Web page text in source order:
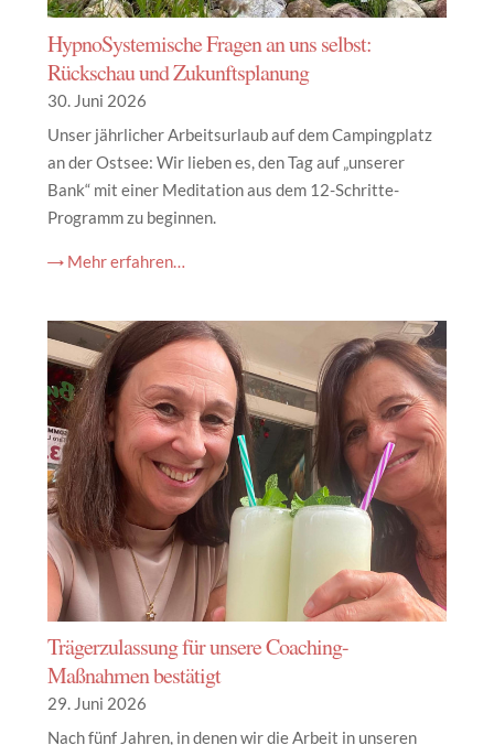
HypnoSystemische Fragen an uns selbst:
Rückschau und Zukunftsplanung
30. Juni 2026
Unser jährlicher Arbeitsurlaub auf dem Campingplatz
an der Ostsee: Wir lieben es, den Tag auf „unserer
Bank“ mit einer Meditation aus dem 12-Schritte-
Programm zu beginnen.
→ Mehr erfahren…
Trägerzulassung für unsere Coaching-
Maßnahmen bestätigt
29. Juni 2026
Nach fünf Jahren, in denen wir die Arbeit in unseren